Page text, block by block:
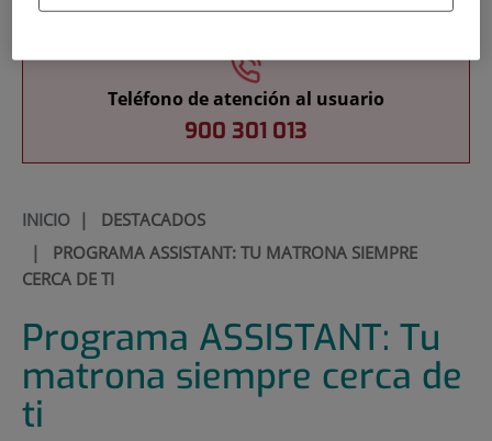
Teléfono de atención al usuario
900 301 013
INICIO| DESTACADOS
| PROGRAMA ASSISTANT: TU MATRONA SIEMPRE
CERCA DE TI
Programa ASSISTANT: Tu
matrona siempre cerca de
ti